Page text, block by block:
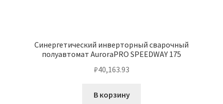
Синергетический инверторный сварочный
полуавтомат AuroraPRO SPEEDWAY 175
₽40,163.93
В корзину